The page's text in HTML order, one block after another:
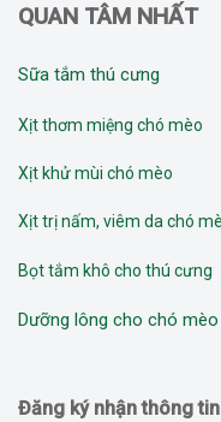
QUAN TÂM NHẤT
Sữa tắm thú cưng
Xịt thơm miệng chó mèo
Xịt khử mùi chó mèo
Xịt trị nấm, viêm da chó
Bọt tắm khô cho thú cưng
Dưỡng lông cho chó mèo
Đăng ký nhận thông tin